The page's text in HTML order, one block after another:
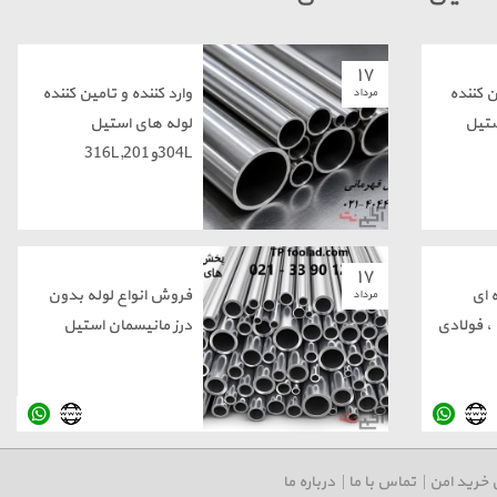
کننده
۱۷
مرداد
وارد کننده و تامین کننده
لوله های استیل
304Lو316L,201
ای
فولادی
۱۷
مرداد
فروش انواع لوله بدون
درز مانیسمان استیل
خرید امن | تماس با ما | درباره ما